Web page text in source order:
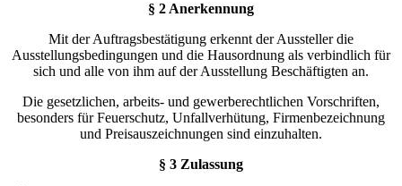
§ 2 Anerkennung
Mit der Auftragsbestätigung erkennt der Aussteller die
Ausstellungsbedingungen und die Hausordnung als verbindlich für
sich und alle von ihm auf der Ausstellung Beschäftigten an.
Die gesetzlichen, arbeits- und gewerberechtlichen Vorschriften,
besonders für Feuerschutz, Unfallverhütung, Firmenbezeichnung
und Preisauszeichnungen sind einzuhalten.
§ 3 Zulassung